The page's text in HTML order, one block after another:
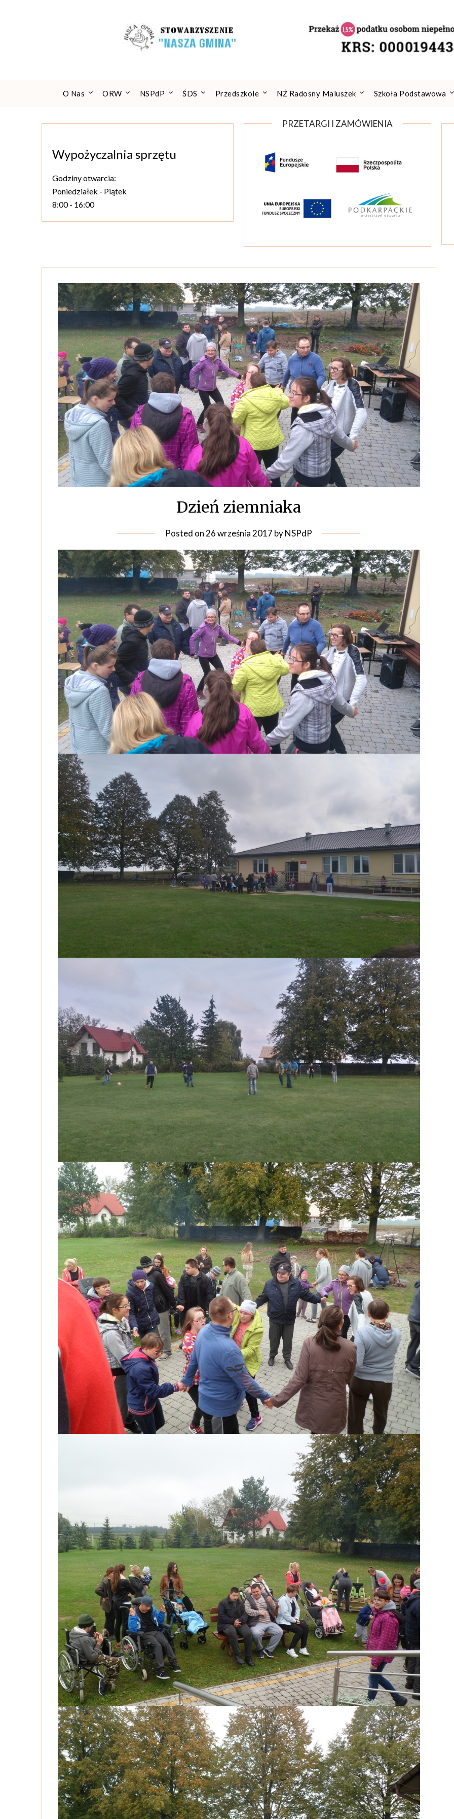
O Nas ORW NSPdP ŚDS Przedszkole NŻ Radosny Maluszek Szkoła Podstawowa
Wypożyczalnia sprzętu
Godziny otwarcia:
Poniedziałek - Piątek
8:00 - 16:00
PRZETARGI I ZAMÓWIENIA
Dzień ziemniaka
Posted on26 września 2017 byNSPdP